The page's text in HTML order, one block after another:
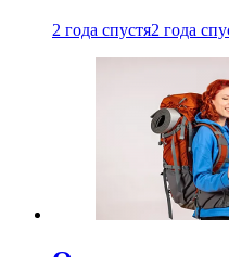
2 года спустя2 года